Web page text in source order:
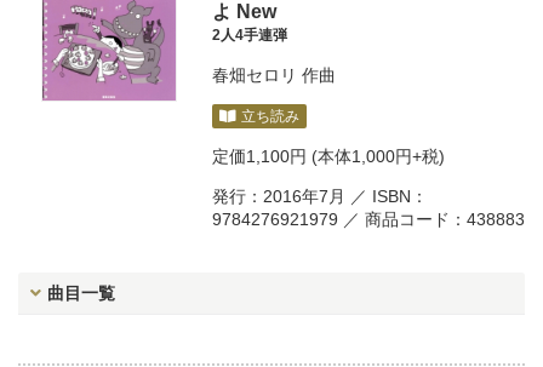
よ New
2人4手連弾
春畑セロリ 作曲
立ち読み
定価1,100円 (本体1,000円+税)
発行：2016年7月 ／ ISBN：
9784276921979 ／ 商品コード：438883
曲目一覧